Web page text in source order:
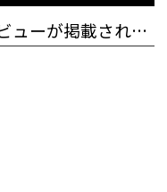
「GLOCAL」に院長のインタビューが掲載されました